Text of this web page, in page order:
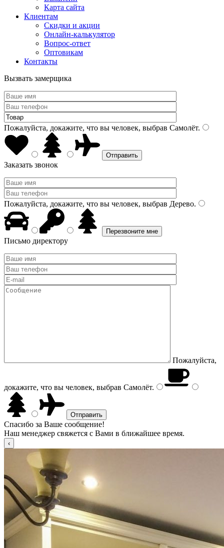
Карта сайта
Клиентам
Скидки и акции
Онлайн-калькулятор
Вопрос-ответ
Оптовикам
Контакты
Вызвать замерщика
Пожалуйста, докажите, что вы человек, выбрав Самолёт.
Заказать звонок
Пожалуйста, докажите, что вы человек, выбрав Дерево.
Письмо директору
Пожалуйста,
докажите, что вы человек, выбрав Самолёт.
Спасибо за Ваше сообщение!
Наш менеджер свяжется с Вами в ближайшее время.